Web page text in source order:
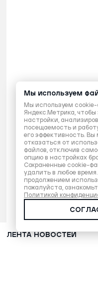
ЛЕНТА НОВОСТЕЙ
Мы используем
Мы используем
Яндекс.Метрика,
настройки,
посещаемость и
его эффективность. Вы
отказаться от
файлов, отключив
опцию в настройках
Сохраненные cookie-
удалить в любое
продолжением
пожалуйста,
Политикой